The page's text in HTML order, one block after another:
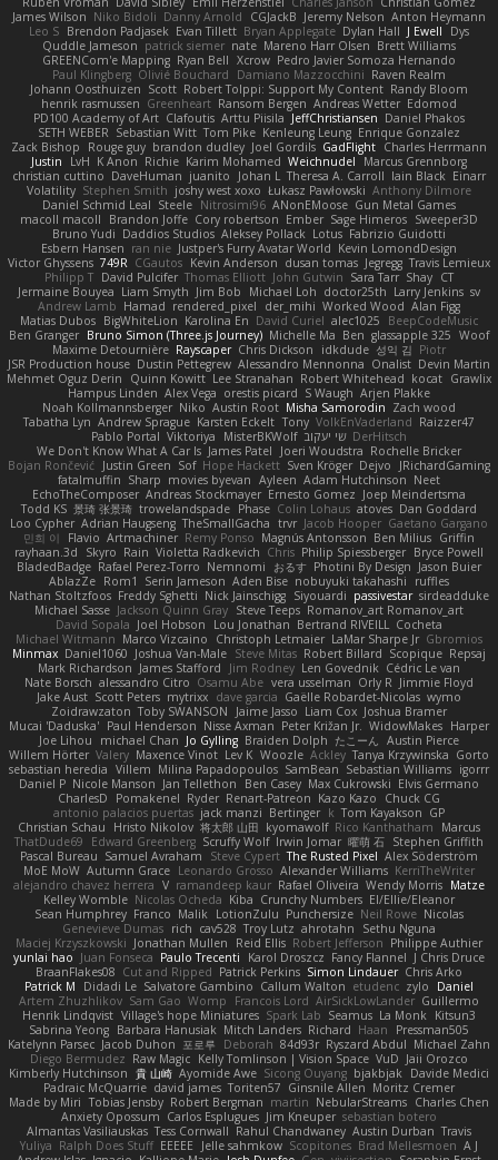
James Wilson Niko Bidoli Danny Arnold CGJackB Jeremy Nelson Anton Heymann
Leo S Brendon Padjasek Evan Tillett Bryan Applegate Dylan Hall J Ewell
Dys
Quddle Jameson patrick siemer nate Mareno Harr Olsen Brett Williams
GREENCom'e Mapping Ryan Bell Xcrow Pedro Javier Somoza Hernando
Paul Klingberg Olivié Bouchard Damiano Mazzocchini Raven Realm
Johann Oosthuizen Scott Robert Tolppi: Support My Content Randy Bloom
henrik rasmussen Greenheart Ransom Bergen Andreas Wetter Edomod
PD100 Academy of Art Clafoutis Arttu Piisila JeffChristiansen Daniel Phakos
SETH WEBER Sebastian Witt Tom Pike Kenleung Leung Enrique Gonzalez
Zack Bishop
Rouge guy brandon dudley Joel Gordils GadFlight Charles Herrmann
Justin
LvH K Anon Richie Karim Mohamed Weichnudel
Marcus Grennborg
christian cuttino DaveHuman juanito Johan L Theresa A. Carroll Iain Black Einarr
Volatility Stephen Smith joshy west xoxo Łukasz Pawłowski Anthony Dilmore
Daniel Schmid Leal Steele Nitrosimi96 ANonEMoose Gun Metal Games
macoll macoll
Brandon Joffe Cory robertson Ember Sage Himeros Sweeper3D
Bruno Yudi Daddios Studios Aleksey Pollack Lotus Fabrizio Guidotti
Esbern Hansen ran nie Justper's Furry Avatar World Kevin LomondDesign
Victor Ghyssens 749R CGautos Kevin Anderson dusan tomas Jegregg Travis Lemieux
Philipp T David Pulcifer Thomas Elliott John Gutwin Sara Tarr Shay CT
Jermaine Bouyea Liam Smyth Jim Bob Michael Loh doctor25th Larry Jenkins sv
Andrew Lamb Hamad rendered_pixel der_mihi Worked Wood Alan Figg
Matias Dubos BigWhiteLion Karolina En David Curiel alec1025
BeepCodeMusic
Ben Granger Bruno Simon (Three.js Journey) Michelle Ma Ben glassapple 325 Woof
Maxime Detournière Rayscaper Chris Dickson idkdude 성익 김 Piotr
JSR Production house Dustin Pettegrew Alessandro Mennonna Onalist Devin Martin
Mehmet Oguz Derin
Quinn Kowitt Lee Stranahan Robert Whitehead kocat Grawlix
Hampus Linden Alex Vega orestis picard S Waugh Arjen Plakke
Noah Kollmannsberger Niko Austin Root Misha Samorodin Zach wood
Tabatha Lyn Andrew Sprague Karsten Eckelt Tony VolkEnVaderland Raizzer47
Pablo Portal Viktoriya MisterBKWolf שי יעקוב DerHitsch
We Don't Know What A Car Is James Patel Joeri Woudstra Rochelle Bricker
Bojan Rončević Justin Green Sof Hope Hackett Sven Kröger Dejvo
JRichardGaming
fatalmuffin Sharp movies byevan Ayleen Adam Hutchinson Neet
EchoTheComposer Andreas Stockmayer Ernesto Gomez Joep Meindertsma
Todd KS 景琦 张景琦 trowelandspade Phase Colin Lohaus atoves Dan Goddard
Loo Cypher Adrian Haugseng TheSmallGacha trvr Jacob Hooper Gaetano Gargano
민희 이
Flavio Artmachiner Remy Ponso Magnús Antonsson Ben Milius Griffin
rayhaan.3d
Skyro Rain Violetta Radkevich Chris Philip Spiessberger Bryce Powell
BladedBadge Rafael Perez-Torro Nemnomi おるす Photini By Design Jason Buier
AblazZe Rom1 Serin Jameson Aden Bise nobuyuki takahashi
ruffles
Nathan Stoltzfoos Freddy Sghetti Nick Jainschigg Siyouardi passivestar sirdeadduke
Michael Sasse Jackson Quinn Gray Steve Teeps Romanov_art Romanov_art
David Sopala Joel Hobson Lou Jonathan Bertrand RIVEILL Cocheta
Michael Witmann Marco Vizcaino Christoph Letmaier LaMar Sharpe Jr Gbromios
Minmax Daniel1060 Joshua Van-Male Steve Mitas Robert Billard Scopique Repsaj
Mark Richardson James Stafford Jim Rodney Len Govednik Cédric Le van
Nate Borsch alessandro Citro Osamu Abe vera usselman Orly R Jimmie Floyd
Jake Aust Scott Peters mytrixx dave garcia Gaëlle Robardet-Nicolas wymo
Zoidrawzaton Toby SWANSON Jaime Jasso Liam Cox Joshua Bramer
Mucai 'Daduska' Paul Henderson Nisse Axman Peter Križan Jr. WidowMakes Harper
Joe Lihou
michael Chan Jo Gylling Braiden Dolph たこーん Austin Pierce
Willem Hörter Valery Maxence Vinot Lev K Woozle Ackley Tanya Krzywinska Gorto
sebastian heredia Villem Milina Papadopoulos SamBean Sebastian Williams igorrr
Daniel P Nicole Manson Jan Tellethon Ben Casey Max Cukrowski Elvis Germano
CharlesD
Pomakenel Ryder Renart-Patreon Kazo Kazo
Chuck CG
antonio palacios puertas jack manzi Bertinger k Tom Kayakson GP
Christian Schau
Hristo Nikolov 将太郎 山田 kyomawolf Rico Kanthatham
Marcus
ThatDude69
Edward Greenberg Scruffy Wolf Irwin Jomar 曜萌 石 Stephen Griffith
Pascal Bureau Samuel Avraham Steve Cypert The Rusted Pixel Alex Söderström
MoE MoW Autumn Grace Leonardo Grosso Alexander Williams KerriTheWriter
alejandro chavez herrera V ramandeep kaur Rafael Oliveira Wendy Morris Matze
Kelley Womble Nicolas Ocheda Kiba Crunchy Numbers El/Ellie/Eleanor
Sean Humphrey Franco Malik LotionZulu Punchersize Neil Rowe Nicolas
Genevieve Dumas rich cav528 Troy Lutz ahrotahn
Sethu Nguna
Maciej Krzyszkowski Jonathan Mullen Reid Ellis Robert Jefferson Philippe Authier
yunlai hao Juan Fonseca Paulo Trecenti Karol Droszcz Fancy Flannel J Chris Druce
BraanFlakes08 Cut and Ripped Patrick Perkins Simon Lindauer Chris Arko
Patrick M
Didadi Le Salvatore Gambino Callum Walton etudenc zylo
Daniel
Artem Zhuzhlikov Sam Gao Womp Francois Lord AirSickLowLander Guillermo
Henrik Lindqvist Village's hope Miniatures Spark Lab Seamus La Monk Kitsun3
Sabrina Yeong Barbara Hanusiak Mitch Landers Richard Haan
Pressman505
Katelynn Parsec Jacob Duhon 포로루 Deborah 84d93r Ryszard Abdul Michael Zahn
Diego Bermudez Raw Magic Kelly Tomlinson | Vision Space VuD Jaii Orozco
Kimberly Hutchinson 貴 山崎 Ayomide Awe Sicong Ouyang bjakbjak Davide Medici
Padraic McQuarrie david james Toriten57 Ginsnile Allen Moritz Cremer
Made by Miri Tobias Jensby Robert Bergman martin NebularStreams Charles Chen
Anxiety Opossum Carlos Esplugues Jim Kneuper sebastian botero
Almantas Vasiliauskas Tess Cornwall Rahul Chandwaney Austin Durban Travis
Yuliya Ralph Does Stuff EEEEE Jelle sahmkow Scopitones Brad Mellesmoen A J